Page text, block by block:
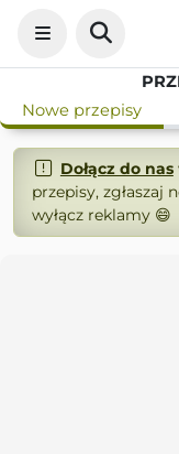
Nowe przepisy
Dołącz do nas
przepisy,
wyłącz reklamy 😄